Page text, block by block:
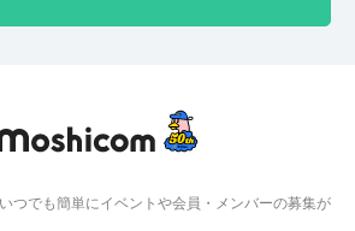
つでも簡単にイベントや会員・メンバーの募集が